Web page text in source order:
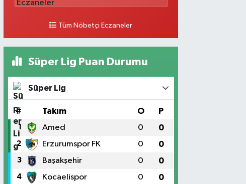
Tüm Nöbetçi Eczaneler
Süper Lig Puan Durumu
Süper Lig
# Takım O P
1 Amed 0 0
2 Erzurumspor FK 0 0
3 Başakşehir 0 0
4 Kocaelispor 0 0